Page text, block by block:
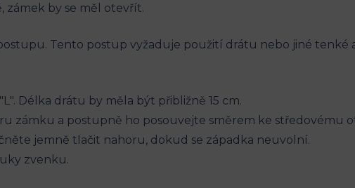
zámek by se měl otevřít.
Tento postup vyžaduje použití drátu nebo jiné tenké
Délka drátu by měla být přibližně 15 cm.
zámku a postupně ho posouvejte směrem ke středovému
jemně tlačit nahoru, dokud se západka neuvolní.
zvenku.